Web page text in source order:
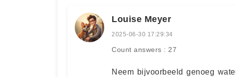
Louise Meyer
2025-06-30 17:29:34
Count answers : 27
Neem bijvoorbeeld genoeg